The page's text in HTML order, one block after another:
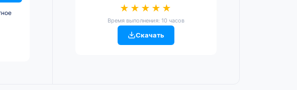
★★★★★
Время выполнения: 10 часов
Скачать